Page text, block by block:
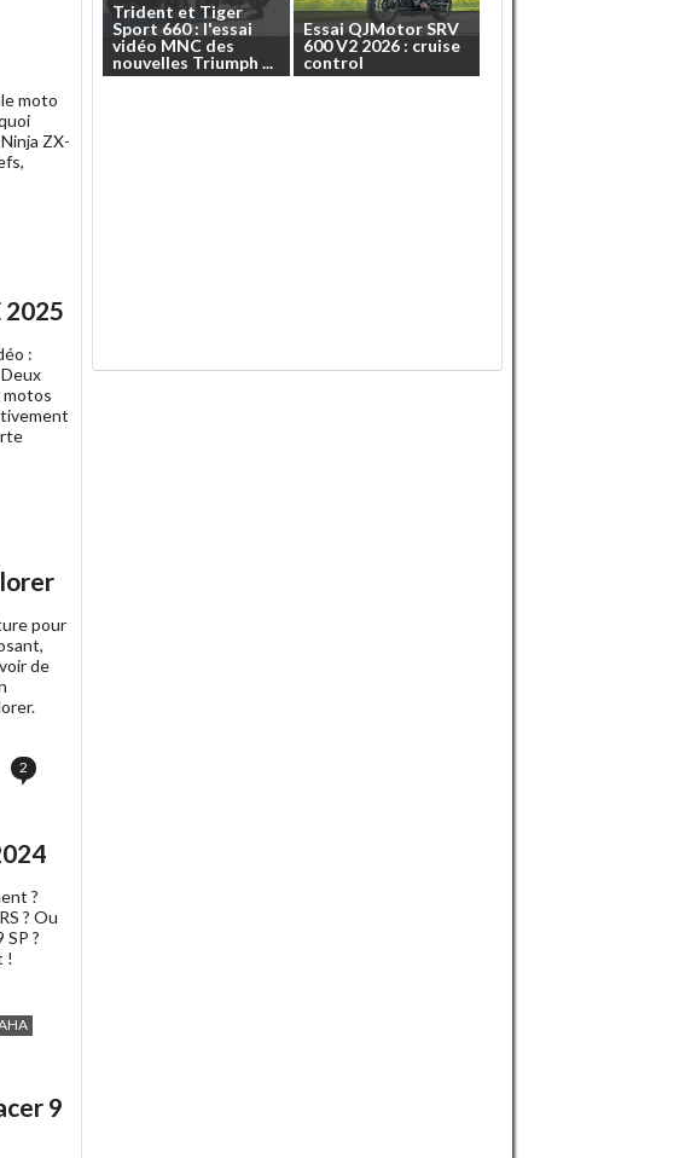
moto
ZX-
2025
:
motos
pour
de
2
?
? Ou
?
!
9
Trident etTiger
Sport660:l'essai
vidéo MNC des
nouvelles Triumph ...
Essai QJMotorSRV
600V2 2026 : cruise
control